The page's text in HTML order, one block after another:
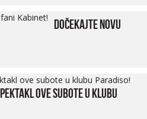
Dočekajte Novu
ove subote u klubu